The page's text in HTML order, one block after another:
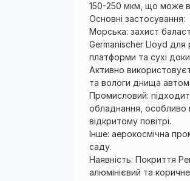
150-250 мкм, що може
Основні застосування:
Морська: захист
Germanischer Lloyd для
платформи та сухі
Активно
та вологи днища
Промисловий:
обладнання, особливо
відкритому повітрі.
Інше: аерокосмічна
саду.
Наявність: Покриття
алюмінієвий та